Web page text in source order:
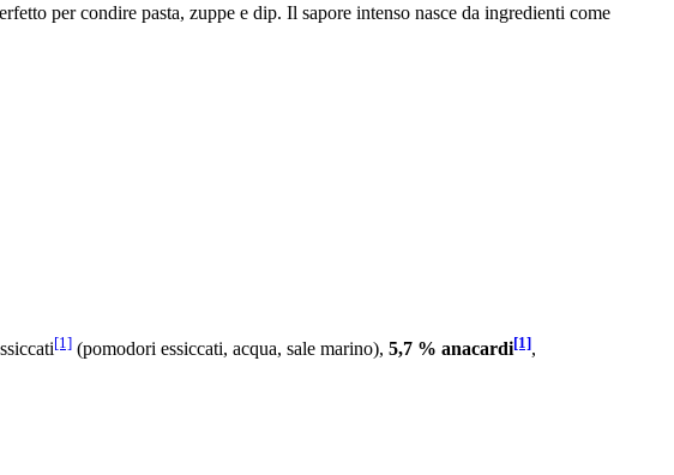
per condire pasta, zuppe e dip. Il sapore intenso nasce da ingredienti come
[1] (pomodori essiccati, acqua, sale marino), 5,7 % anacardi[1],